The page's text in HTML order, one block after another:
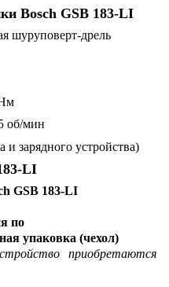
Bosch GSB 183-LI
шуруповерт-дрель
об/мин
и зарядного устройства)
LI
GSB 183-LI
по
упаковка (чехол)
приобретаются